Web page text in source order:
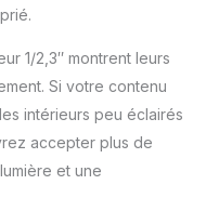
1/2,3″ montrent leurs
Si votre contenu
intérieurs peu éclairés
accepter plus de
et une